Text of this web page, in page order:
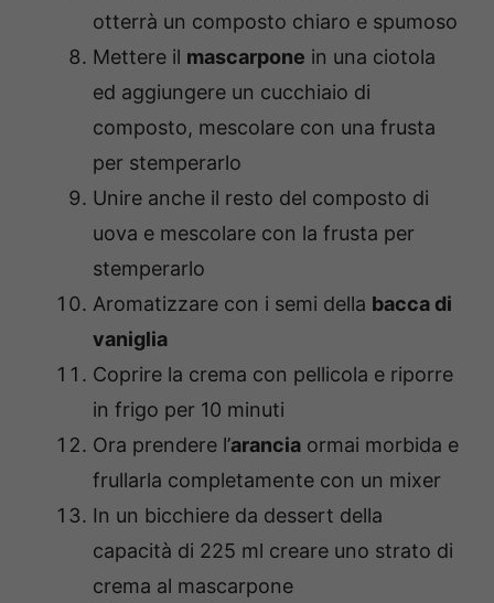
otterrà un composto chiaro e spumoso
Mettere il mascarpone in una ciotola
ed aggiungere un cucchiaio di
composto, mescolare con una frusta
per stemperarlo
Unire anche il resto del composto di
uova e mescolare con la frusta per
stemperarlo
Aromatizzare con i semi della bacca di
vaniglia
Coprire la crema con pellicola e riporre
in frigo per 10 minuti
Ora prendere l’arancia ormai morbida e
frullarla completamente con un mixer
In un bicchiere da dessert della
capacità di 225 ml creare uno strato di
crema al mascarpone